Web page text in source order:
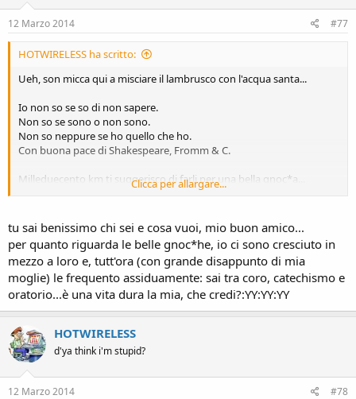
12 Marzo 2014 #77
HOTWIRELESS ha scritto:
Ueh, son micca qui a misciare il lambrusco con l'acqua santa...
Io non so se so di non sapere.
Non so se sono o non sono.
Non so neppure se ho quello che ho.
Con buona pace di Shakespeare, Fromm & C.
Milleduecento km ti suggerisco di farli per una bella gnoc*a...
Accanto a cui provare il vero significato di essere, avere, sapere.
Clicca per allargare...
tu sai benissimo chi sei e cosa vuoi, mio buon amico...
per quanto riguarda le belle gnoc*he, io ci sono cresciuto in
mezzo a loro e, tutt'ora (con grande disappunto di mia
moglie) le frequento assiduamente: sai tra coro, catechismo e
oratorio...è una vita dura la mia, che credi?:YY:YY:YY
HOTWIRELESS
d'ya think i'm stupid?
12 Marzo 2014 #78